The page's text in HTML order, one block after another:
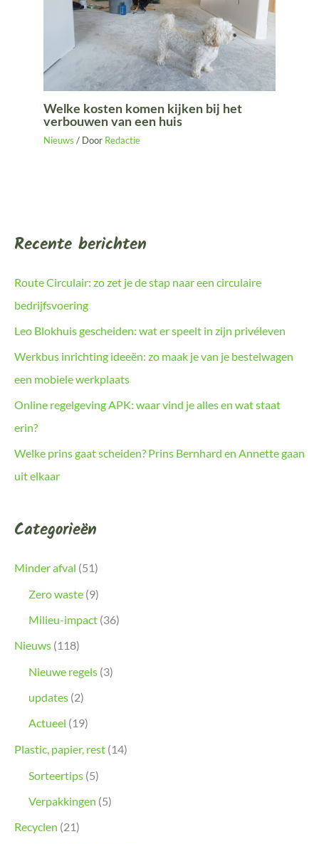
Welke kosten komen kijken bij het
verbouwen van een huis
Nieuws / Door Redactie
Recente berichten
Route Circulair: zo zet je de stap naar een circulaire
bedrijfsvoering
Leo Blokhuis gescheiden: wat er speelt in zijn privéleven
Werkbus inrichting ideeën: zo maak je van je bestelwagen
een mobiele werkplaats
Online regelgeving APK: waar vind je alles en wat staat
erin?
Welke prins gaat scheiden? Prins Bernhard en Annette gaan
uit elkaar
Categorieën
Minder afval (51)
Zero waste (9)
Milieu-impact (36)
Nieuws (118)
Nieuwe regels (3)
updates (2)
Actueel (19)
Plastic, papier, rest (14)
Sorteertips (5)
Verpakkingen (5)
Recyclen (21)